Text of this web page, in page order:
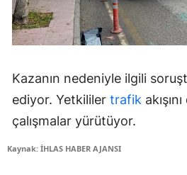
Kazanın nedeniyle ilgili
ediyor. Yetkililer trafik
çalışmalar yürütüyor.
Kaynak: İHLAS HABER AJANSI